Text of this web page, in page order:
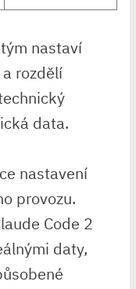
nastaví
rozdělí
data.
nastavení
provozu.
Code 2
daty,